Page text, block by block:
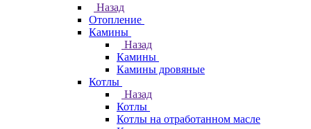
Назад
Отопление
Камины
Назад
Камины
Камины дровяные
Котлы
Назад
Котлы
Котлы на отработанном масле